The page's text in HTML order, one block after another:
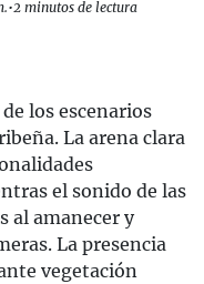
•2 minutos de lectura
los escenarios
La arena clara
el sonido de las
al amanecer y
La presencia
vegetación